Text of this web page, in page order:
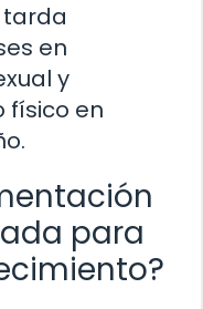
tarda
en
y
físico en
para